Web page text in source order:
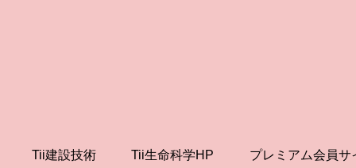
Tii建設技術 Tii生命科学HP プレミアム会員サ